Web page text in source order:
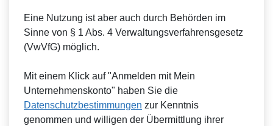
Eine Nutzung ist aber auch durch Behörden im
Sinne von § 1 Abs. 4 Verwaltungsverfahrensgesetz
(VwVfG) möglich.
Mit einem Klick auf "Anmelden mit Mein
Unternehmenskonto" haben Sie die
Datenschutzbestimmungen zur Kenntnis
genommen und willigen der Übermittlung ihrer